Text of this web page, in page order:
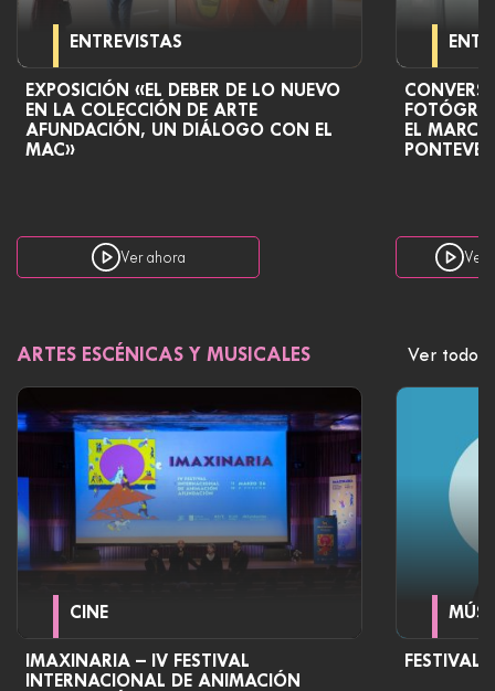
ENTREVISTAS
EXPOSICIÓN «EL DEBER DE LO NUEVO
EN LA COLECCIÓN DE ARTE
AFUNDACIÓN, UN DIÁLOGO CON EL
MAC»
Ver ahora
EL
Ver
ARTES ESCÉNICAS Y MUSICALES Ver todo
CINE
IMAXINARIA – IV FESTIVAL
INTERNACIONAL DE ANIMACIÓN
FESTIVAL